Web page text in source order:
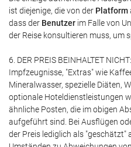
ist diejenige, die von der Platform
dass der Benutzer im Falle von
der Reise konsultieren muss, um
6. DER PREIS BEINHALTET
Impfzeugnisse, "Extras" wie
Mineralwasser, spezielle Diäten,
optionale Hoteldienstleistungen
ähnliche Posten, die im obigen
aufgeführt sind. Bei Ausflügen
der Preis lediglich als "geschätzt"